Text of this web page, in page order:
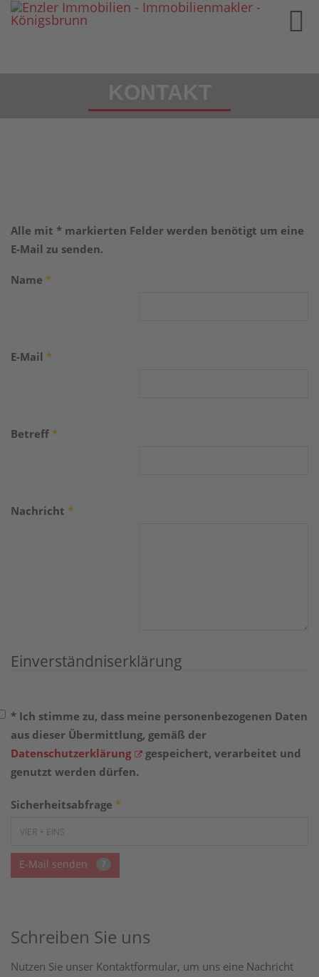
Alle mit * markierten Felder werden benötigt um eine
E-Mail zu senden.
Name *
E-Mail *
Betreff *
Nachricht *
Einverständniserklärung
* Ich stimme zu, dass meine personenbezogenen Daten
aus dieser Übermittlung, gemäß der
Datenschutzerklärung
gespeichert, verarbeitet und
genutzt werden dürfen.
Sicherheitsabfrage *
E-Mail senden
Schreiben Sie uns
Nutzen Sie unser Kontaktformular, um uns eine Nachricht